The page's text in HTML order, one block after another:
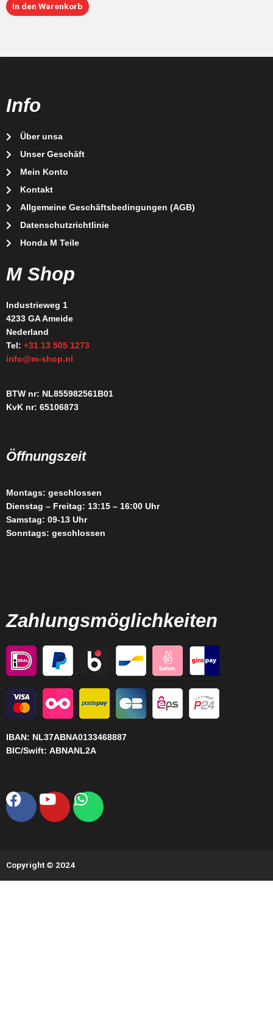
In den Warenkorb
Info
Über unsa
Unser Geschäft
Mein Konto
Kontakt
Allgemeine Geschäftsbedingungen (AGB)
Datenschutzrichtlinie
Honda M Teile
M Shop
Industrieweg 1
4233 GA Ameide
Nederland
Tel: +31 13 505 1273
info@m-shop.nl
BTW nr: NL855982561B01
KvK nr: 65106873
Öffnungszeit
Montags: geschlossen
Dienstag – Freitag: 13:15 – 16:00 Uhr
Samstag: 09-13 Uhr
Sonntags: geschlossen
Zahlungsmöglichkeiten
IBAN: NL37ABNA0133468887
BIC/Swift: ABNANL2A
Facebook
YoutubeWhatsapp
Copyright © 2024